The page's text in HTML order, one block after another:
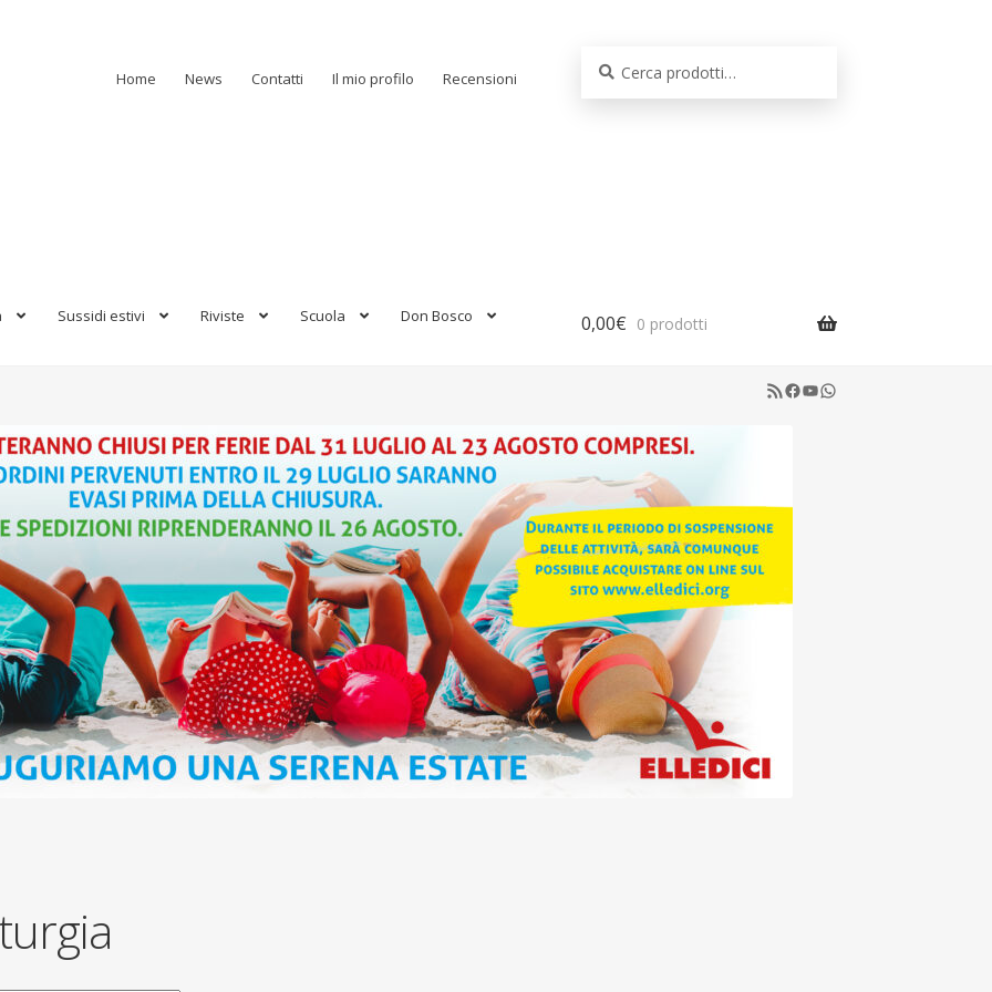
Home News Contatti Il mio profilo Recensioni
Sussidi estivi Riviste Scuola Don Bosco 0,00€ 0 prodotti
RSS Feed
Facebook
YouTube
WhatsApp